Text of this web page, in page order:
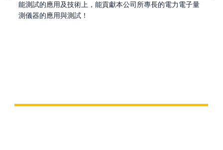
能測試的應用及技術上，能貢獻本公司所專長的電力電子量
測儀器的應用與測試！